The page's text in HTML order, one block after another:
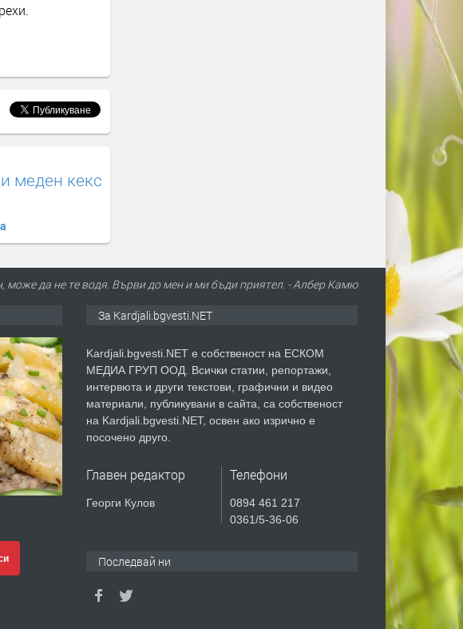
меден кекс
да не те водя. Върви до мен и ми бъди приятел. - Албер Камю
За Kardjali.bgvesti.NET
Kardjali.bgvesti.NET е собственост на ЕСКОМ
МЕДИА ГРУП ООД. Всички статии, репортажи,
интервюта и други текстови, графични и видео
материали, публикувани в сайта, са собственост
на Kardjali.bgvesti.NET, освен ако изрично е
посочено друго.
Главен редактор
Георги Кулов
Телефони
0894 461 217
0361/5-36-06
Последвай ни